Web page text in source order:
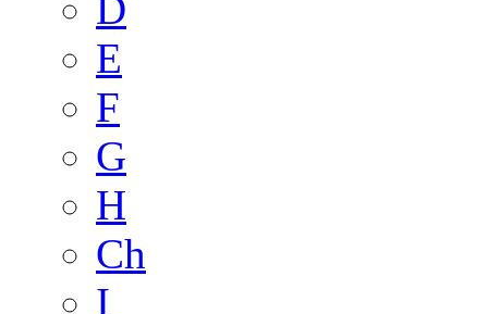
E
F
G
H
Ch
I